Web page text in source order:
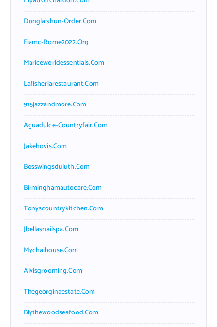
Donglaishun-Order.com
Fiamc-Rome2022.org
Mariceworldessentials.com
Lafisheriarestaurant.com
915jazzandmore.com
Aguadulce-Countryfair.com
Jakehovis.com
Bosswingsduluth.com
Birminghamautocare.com
Tonyscountrykitchen.com
Jbellasnailspa.com
Mychaihouse.com
Alvisgrooming.com
Thegeorginaestate.com
Blythewoodseafood.com